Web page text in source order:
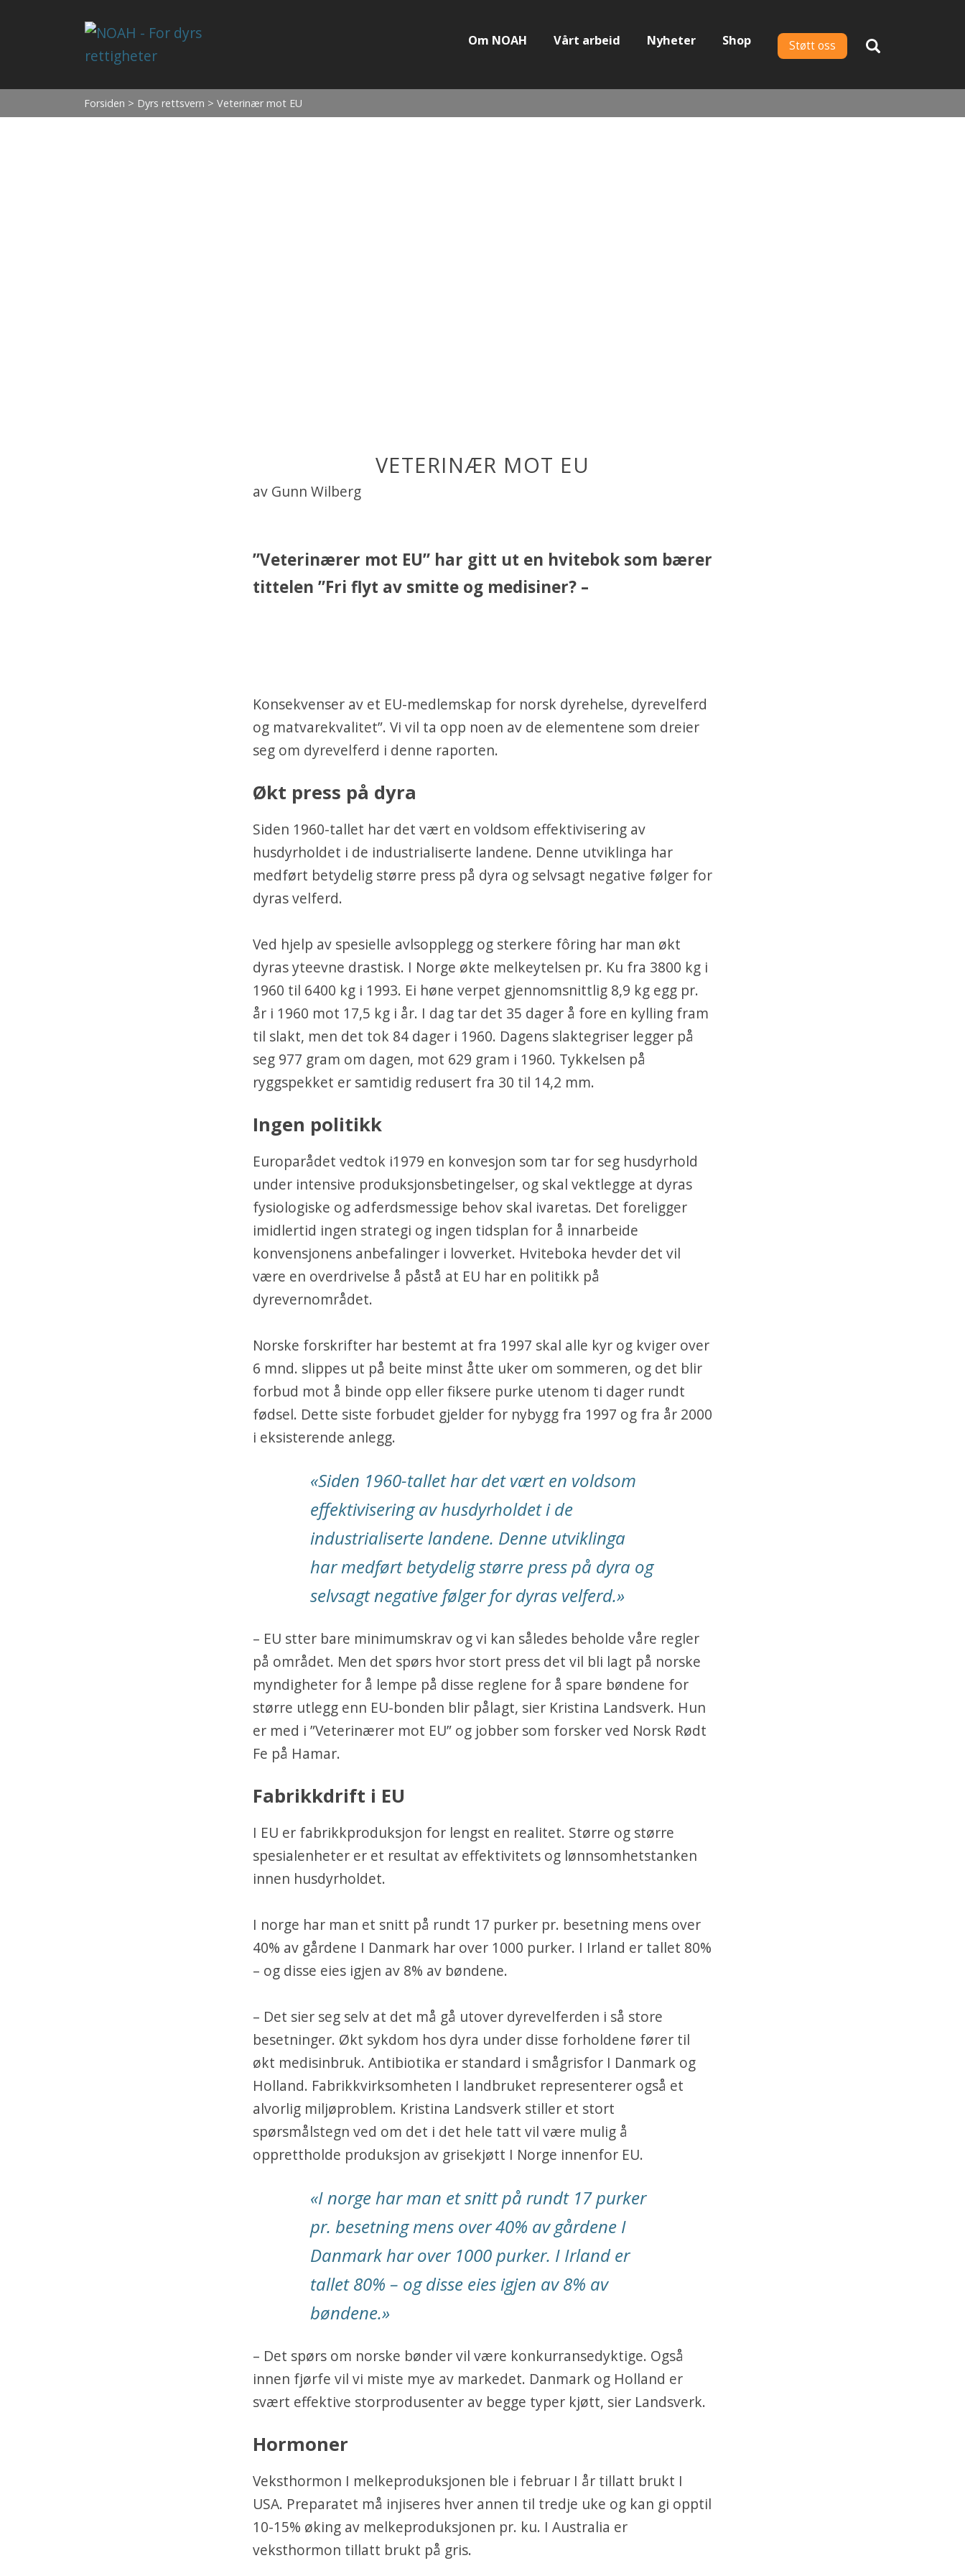
Støtt oss
Om NOAH Vårt arbeid Nyheter Shop
Forsiden > Dyrs rettsvern > Veterinær mot EU
VETERINÆR MOT EU
av Gunn Wilberg
”Veterinærer mot EU” har gitt ut en hvitebok som bærer
tittelen ”Fri flyt av smitte og medisiner? –
Konsekvenser av et EU-medlemskap for norsk dyrehelse, dyrevelferd
og matvarekvalitet”. Vi vil ta opp noen av de elementene som dreier
seg om dyrevelferd i denne raporten.
Økt press på dyra
Siden 1960-tallet har det vært en voldsom effektivisering av
husdyrholdet i de industrialiserte landene. Denne utviklinga har
medført betydelig større press på dyra og selvsagt negative følger for
dyras velferd.
Ved hjelp av spesielle avlsopplegg og sterkere fôring har man økt
dyras yteevne drastisk. I Norge økte melkeytelsen pr. Ku fra 3800 kg i
1960 til 6400 kg i 1993. Ei høne verpet gjennomsnittlig 8,9 kg egg pr.
år i 1960 mot 17,5 kg i år. I dag tar det 35 dager å fore en kylling fram
til slakt, men det tok 84 dager i 1960. Dagens slaktegriser legger på
seg 977 gram om dagen, mot 629 gram i 1960. Tykkelsen på
ryggspekket er samtidig redusert fra 30 til 14,2 mm.
Ingen politikk
Europarådet vedtok i1979 en konvesjon som tar for seg husdyrhold
under intensive produksjonsbetingelser, og skal vektlegge at dyras
fysiologiske og adferdsmessige behov skal ivaretas. Det foreligger
imidlertid ingen strategi og ingen tidsplan for å innarbeide
konvensjonens anbefalinger i lovverket. Hviteboka hevder det vil
være en overdrivelse å påstå at EU har en politikk på
dyrevernområdet.
Norske forskrifter har bestemt at fra 1997 skal alle kyr og kviger over
6 mnd. slippes ut på beite minst åtte uker om sommeren, og det blir
forbud mot å binde opp eller fiksere purke utenom ti dager rundt
fødsel. Dette siste forbudet gjelder for nybygg fra 1997 og fra år 2000
i eksisterende anlegg.
«Siden 1960-tallet har det vært en voldsom
effektivisering av husdyrholdet i de
industrialiserte landene. Denne utviklinga
har medført betydelig større press på dyra og
selvsagt negative følger for dyras velferd.»
– EU stter bare minimumskrav og vi kan således beholde våre regler
på området. Men det spørs hvor stort press det vil bli lagt på norske
myndigheter for å lempe på disse reglene for å spare bøndene for
større utlegg enn EU-bonden blir pålagt, sier Kristina Landsverk. Hun
er med i ”Veterinærer mot EU” og jobber som forsker ved Norsk Rødt
Fe på Hamar.
Fabrikkdrift i EU
I EU er fabrikkproduksjon for lengst en realitet. Større og større
spesialenheter er et resultat av effektivitets og lønnsomhetstanken
innen husdyrholdet.
I norge har man et snitt på rundt 17 purker pr. besetning mens over
40% av gårdene I Danmark har over 1000 purker. I Irland er tallet 80%
– og disse eies igjen av 8% av bøndene.
– Det sier seg selv at det må gå utover dyrevelferden i så store
besetninger. Økt sykdom hos dyra under disse forholdene fører til
økt medisinbruk. Antibiotika er standard i smågrisfor I Danmark og
Holland. Fabrikkvirksomheten I landbruket representerer også et
alvorlig miljøproblem. Kristina Landsverk stiller et stort
spørsmålstegn ved om det i det hele tatt vil være mulig å
opprettholde produksjon av grisekjøtt I Norge innenfor EU.
«I norge har man et snitt på rundt 17 purker
pr. besetning mens over 40% av gårdene I
Danmark har over 1000 purker. I Irland er
tallet 80% – og disse eies igjen av 8% av
bøndene.»
– Det spørs om norske bønder vil være konkurransedyktige. Også
innen fjørfe vil vi miste mye av markedet. Danmark og Holland er
svært effektive storprodusenter av begge typer kjøtt, sier Landsverk.
Hormoner
Veksthormon I melkeproduksjonen ble i februar I år tillatt brukt I
USA. Preparatet må injiseres hver annen til tredje uke og kan gi opptil
10-15% øking av melkeproduksjonen pr. ku. I Australia er
veksthormon tillatt brukt på gris.